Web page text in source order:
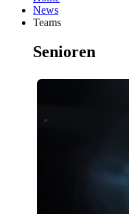
News
Teams
Senioren